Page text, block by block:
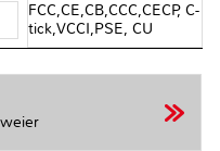
FCC,CE,CB,CCC,CECP, C-
tick,VCCI,PSE, CU